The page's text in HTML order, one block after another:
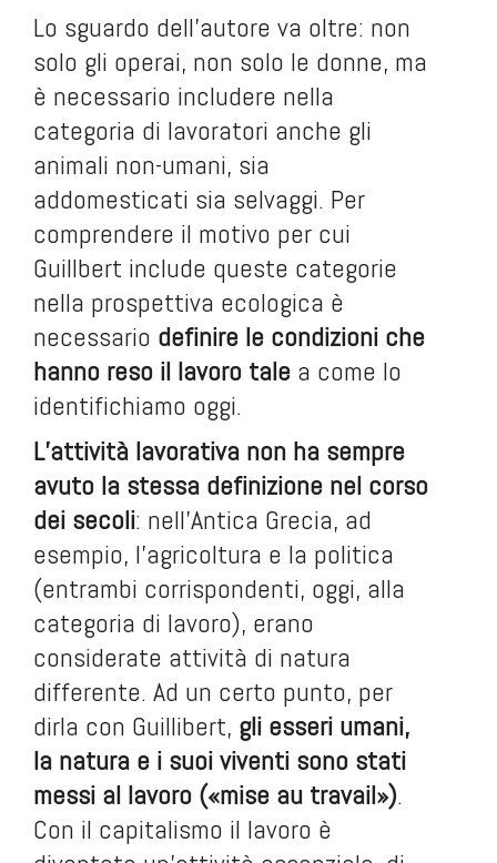
Lo sguardo dell’autore va oltre: non
solo gli operai, non solo le donne, ma
è necessario includere nella
categoria di lavoratori anche gli
animali non-umani, sia
addomesticati sia selvaggi. Per
comprendere il motivo per cui
Guillbert include queste categorie
nella prospettiva ecologica è
necessario definire le condizioni che
hanno reso il lavoro tale a come lo
identifichiamo oggi.
L’attività lavorativa non ha sempre
avuto la stessa definizione nel corso
dei secoli: nell’Antica Grecia, ad
esempio, l’agricoltura e la politica
(entrambi corrispondenti, oggi, alla
categoria di lavoro), erano
considerate attività di natura
differente. Ad un certo punto, per
dirla con Guillibert, gli esseri umani,
la natura e i suoi viventi sono stati
messi al lavoro («mise au travail»).
Con il capitalismo il lavoro è